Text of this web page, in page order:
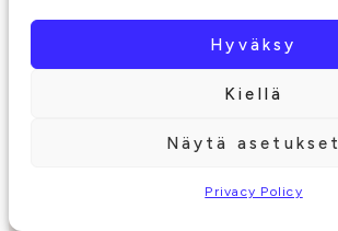
Hyväksy
Kiellä
Näytä asetukset
Privacy Policy